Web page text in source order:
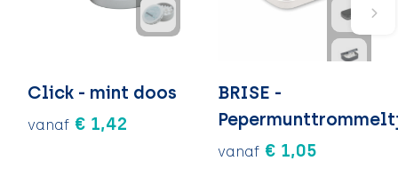
Click - mint doos
vanaf € 1,42
BRISE -
vanaf € 1,05